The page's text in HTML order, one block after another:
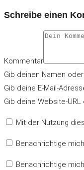
Schreibe einen
Kommentar
Gib deinen Namen
Gib deine E-Mail-
Gib deine Website-
Mit der Nutzung
Benachrichtige
Benachrichtige